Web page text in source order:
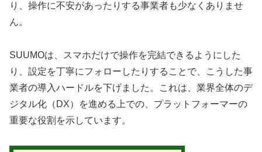
り、操作に不安があったりする事業者も少なくありませ
ん。
SUUMOは、スマホだけで操作を完結できるようにした
り、設定を丁寧にフォローしたりすることで、こうした事
業者の導入ハードルを下げました。これは、業界全体のデ
ジタル化（DX）を進める上での、プラットフォーマーの
重要な役割を示しています。